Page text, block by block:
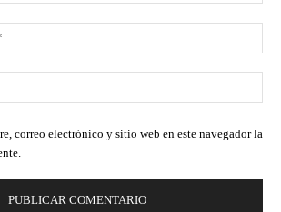
correo electrónico y sitio web en este navegador la